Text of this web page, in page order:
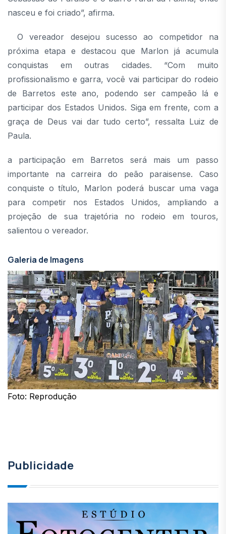
nasceu e foi criado”, afirma.
O vereador desejou sucesso ao competidor na
próxima etapa e destacou que Marlon já acumula
conquistas em outras cidades. “Com muito
profissionalismo e garra, você vai participar do rodeio
de Barretos este ano, podendo ser campeão lá e
participar dos Estados Unidos. Siga em frente, com a
graça de Deus vai dar tudo certo”, ressalta Luiz de
Paula.
a participação em Barretos será mais um passo
importante na carreira do peão paraisense. Caso
conquiste o título, Marlon poderá buscar uma vaga
para competir nos Estados Unidos, ampliando a
projeção de sua trajetória no rodeio em touros,
salientou o vereador.
Galeria de Imagens
Foto: Reprodução
Publicidade